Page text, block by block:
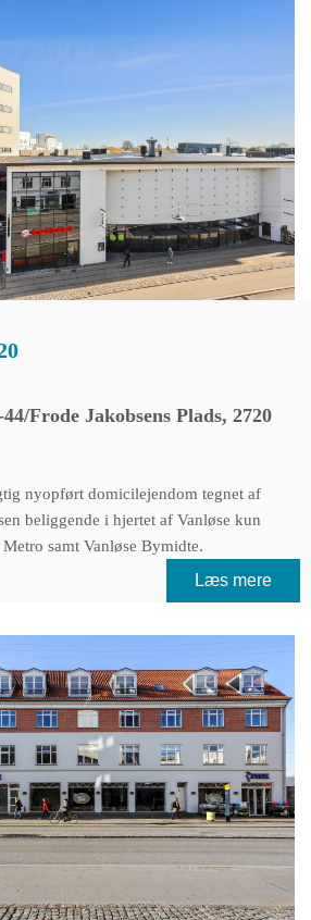
Frode Jakobsens Plads, 2720
nyopført domicilejendom tegnet af
beliggende i hjertet af Vanløse kun
samt Vanløse Bymidte.
Læs mere